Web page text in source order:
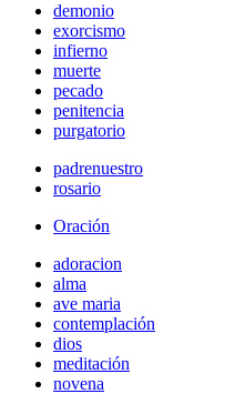
demonio
exorcismo
infierno
muerte
pecado
penitencia
purgatorio
padrenuestro
rosario
Oración
adoracion
alma
ave maria
contemplación
dios
meditación
novena